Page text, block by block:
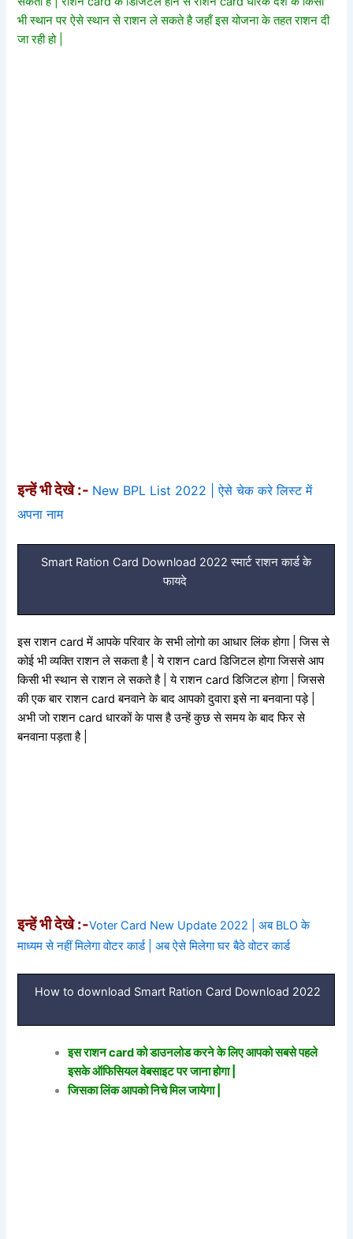
भी स्थान पर ऐसे स्थान से राशन ले सकते है जहाँ इस योजना के तहत राशन दी
जा रही हो |
इन्हें भी देखे :- New BPL List 2022 | ऐसे चेक करे लिस्ट में
अपना नाम
Smart Ration Card Download 2022 स्मार्ट राशन कार्ड के
फायदे
इस राशन card में आपके परिवार के सभी लोगो का आधार लिंक होगा | जिस से
कोई भी व्यक्ति राशन ले सकता है | ये राशन card डिजिटल होगा जिससे आप
किसी भी स्थान से राशन ले सकते है | ये राशन card डिजिटल होगा | जिससे
की एक बार राशन card बनवाने के बाद आपको दुवारा इसे ना बनवाना पड़े |
अभी जो राशन card धारकों के पास है उन्हें कुछ से समय के बाद फिर से
बनवाना पड़ता है |
इन्हें भी देखे :-Voter Card New Update 2022 | अब BLO के
माध्यम से नहीं मिलेगा वोटर कार्ड | अब ऐसे मिलेगा घर बैठे वोटर कार्ड
How to download Smart Ration Card Download 2022
इस राशन card को डाउनलोड करने के लिए आपको सबसे पहले
इसके ऑफिसियल वेबसाइट पर जाना होगा |
जिसका लिंक आपको निचे मिल जायेगा |